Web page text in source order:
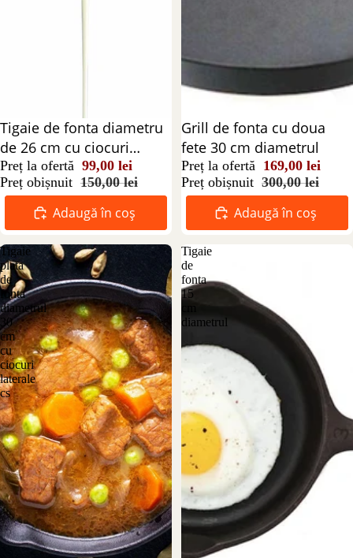
Reducere 34%
Tigaie de fonta diametru
de 26 cm cu ciocuri
laterale
Preț la ofertă 99,00 lei
Preț obișnuit 150,00 lei
Adaugă în coș
Reducere 44%
Grill de fonta cu doua
fete 30 cm diametrul
Preț la ofertă 169,00 lei
Preț obișnuit 300,00 lei
Adaugă în coș
Tigaie
plata
de
fonta
diametrul
30
cm
cu
ciocuri
laterale
cs
Tigaie
de
fonta
15
diametrul